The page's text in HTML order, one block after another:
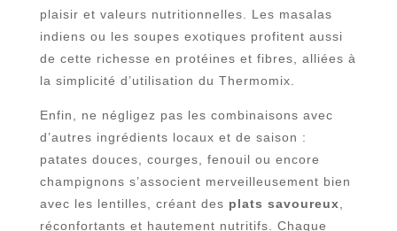
plaisir et valeurs nutritionnelles. Les masalas
indiens ou les soupes exotiques profitent aussi
de cette richesse en protéines et fibres, alliées à
la simplicité d’utilisation du Thermomix.
Enfin, ne négligez pas les combinaisons avec
d’autres ingrédients locaux et de saison :
patates douces, courges, fenouil ou encore
champignons s’associent merveilleusement bien
avec les lentilles, créant des plats savoureux
réconfortants et hautement nutritifs. Chaque